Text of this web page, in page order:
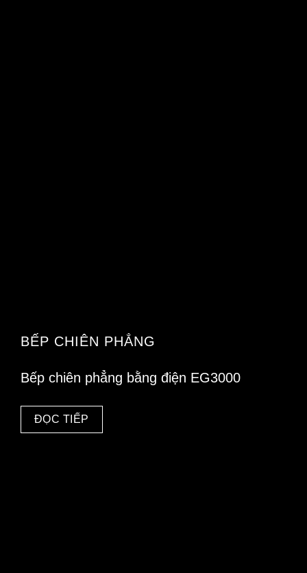
BẾP CHIÊN PHẲNG
Bếp chiên phẳng bằng điện EG3000
ĐỌC TIẾP